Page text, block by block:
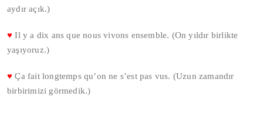
aydır açık.)
♥ Il y a dix ans que nous vivons ensemble. (On yıldır birlikte
yaşıyoruz.)
♥ Ça fait longtemps qu’on ne s’est pas vus. (Uzun zamandır
birbirimizi görmedik.)